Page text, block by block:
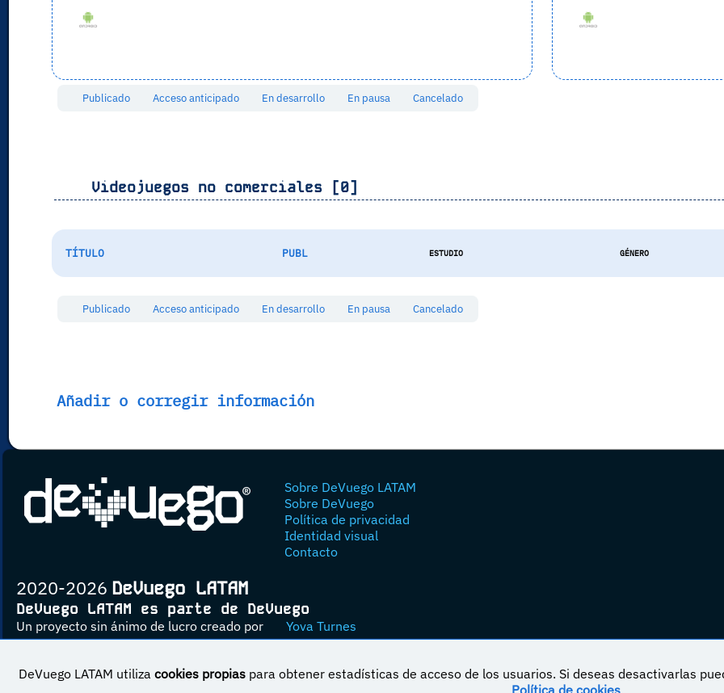
Publicado Acceso anticipado En desarrollo En pausa Cancelado
Videojuegos no comerciales [0]
TÍTULO PUBL ESTUDIO GÉNERO
Publicado Acceso anticipado En desarrollo En pausa Cancelado
Añadir o corregir información
Sobre DeVuego LATAM
Sobre DeVuego
Política de privacidad
Identidad visual
Contacto
2020-2026 DeVuego LATAM
DeVuego LATAM es parte de DeVuego
Un proyecto sin ánimo de lucro creado por Yova Turnes
DeVuego LATAM utiliza cookies propiaspara obtener estadísticas de acceso de los usuarios. Si deseas desactivarlas